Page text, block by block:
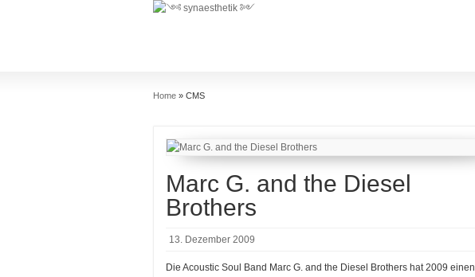
Home » CMS
Marc G. and the Diesel
Brothers
13. Dezember 2009
Die Acoustic Soul Band Marc G. and the Diesel Brothers hat 2009 einen